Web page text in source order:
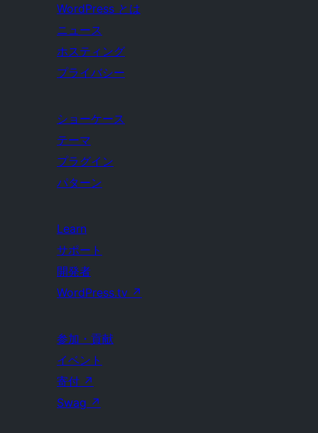
WordPress とは
ニュース
ホスティング
プライバシー
ショーケース
テーマ
プラグイン
パターン
Learn
サポート
開発者
WordPress.tv ↗
参加・貢献
イベント
寄付 ↗
Swag ↗